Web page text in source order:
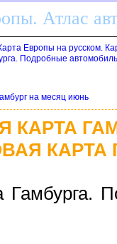
Атлас
Европы на русском.
Подробные
на месяц июнь
КАРТА
КАРТА
Гамбурга.